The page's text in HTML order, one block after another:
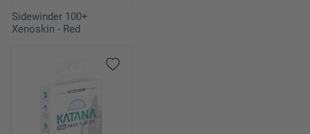
Sidewinder 100+
Xenoskin - Red